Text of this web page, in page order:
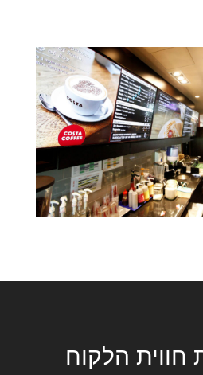
חווית הלקוח